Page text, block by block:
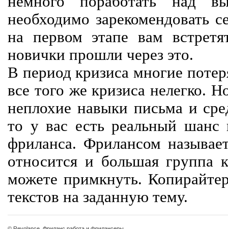
необходимо зарекомендовать
на первом этапе вам
новички прошли через это.
В период кризиса многие
все того же кризиса нелегко.
неплохие навыки письма и
то у вас есть реальный шанс
фриланса. Фрилансом
относится и большая группа
можете примкнуть.
текстов на заданную тему.